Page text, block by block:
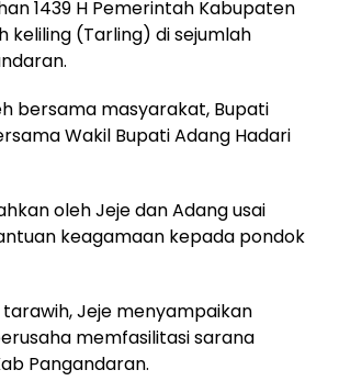
1439 H Pemerintah Kabupaten
keliling (Tarling) di sejumlah
bersama masyarakat, Bupati
Wakil Bupati Adang Hadari
oleh Jeje dan Adang usai
keagamaan kepada pondok
Jeje menyampaikan
memfasilitasi sarana
Pangandaran.